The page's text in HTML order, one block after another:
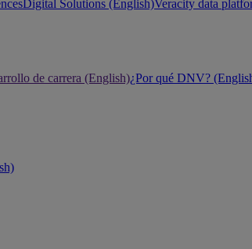
Digital Solutions (English)Veracity data
de carrera (English)¿Por qué DNV?